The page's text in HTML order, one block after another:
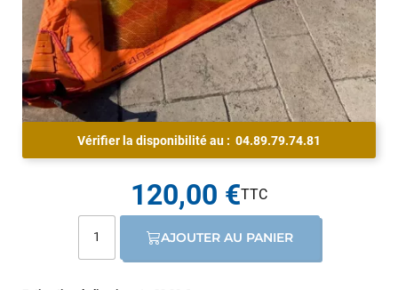
Vérifier la disponibilité au : 04.89.79.74.81
120,00 €
AJOUTER AU PANIER